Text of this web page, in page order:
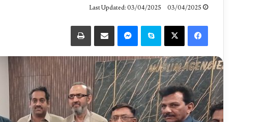
03/04/2025
Last Updated: 03/04/2025
Facebook
X
Skype